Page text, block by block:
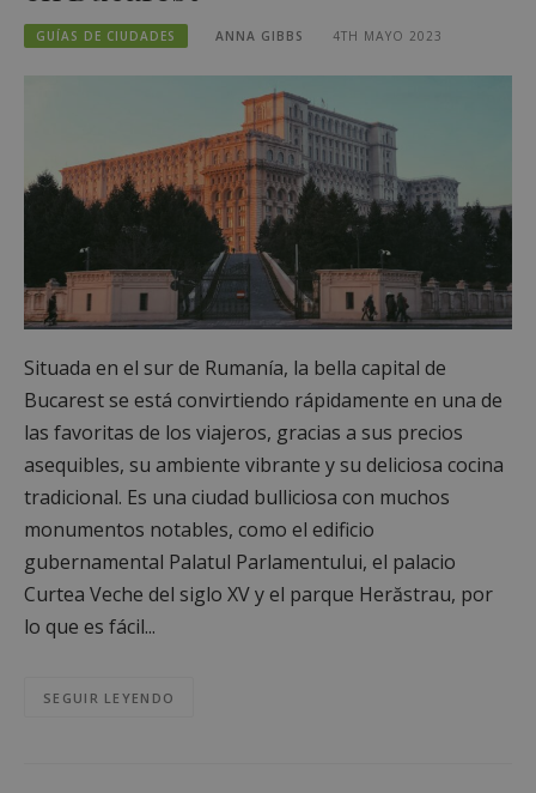
GUÍAS DE CIUDADES ANNA GIBBS 4TH MAYO 2023
Situada en el sur de Rumanía, la bella capital de
Bucarest se está convirtiendo rápidamente en una de
las favoritas de los viajeros, gracias a sus precios
asequibles, su ambiente vibrante y su deliciosa cocina
tradicional. Es una ciudad bulliciosa con muchos
monumentos notables, como el edificio
gubernamental Palatul Parlamentului, el palacio
Curtea Veche del siglo XV y el parque Herăstrau, por
lo que es fácil...
SEGUIR LEYENDO